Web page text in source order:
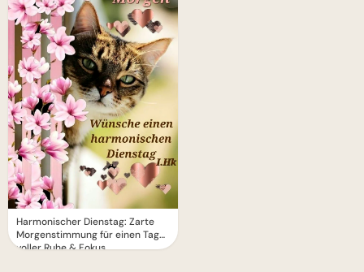
Harmonischer Dienstag: Zarte
Morgenstimmung für einen Tag
voller Ruhe & Fokus